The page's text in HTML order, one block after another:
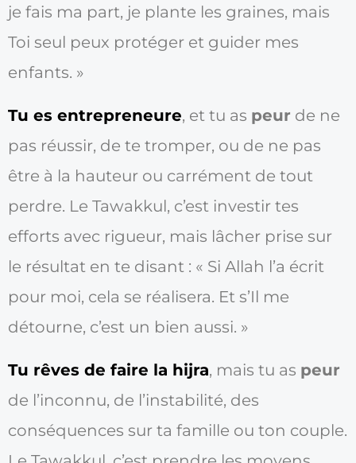
je fais ma part, je plante les graines, mais
Toi seul peux protéger et guider mes
enfants. »
Tu es entrepreneure, et tu as peur de ne
pas réussir, de te tromper, ou de ne pas
être à la hauteur ou carrément de tout
perdre. Le Tawakkul, c’est investir tes
efforts avec rigueur, mais lâcher prise sur
le résultat en te disant : « Si Allah l’a écrit
pour moi, cela se réalisera. Et s’Il me
détourne, c’est un bien aussi. »
Tu rêves de faire la hijra, mais tu as peur
de l’inconnu, de l’instabilité, des
conséquences sur ta famille ou ton couple.